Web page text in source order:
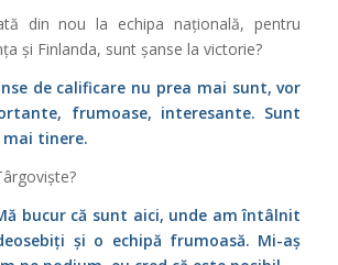
din nou la echipa națională, pentru
și Finlanda, sunt șanse la victorie?
de calificare nu prea mai sunt, vor
frumoase, interesante. Sunt
tinere.
bucur că sunt aici, unde am întâlnit
și o echipă frumoasă. Mi-aș